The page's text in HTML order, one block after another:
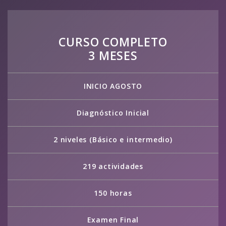
CURSO COMPLETO
3 MESES
INICIO AGOSTO
Diagnóstico Inicial
2 niveles (Básico e intermedio)
219 actividades
150 horas
Examen Final